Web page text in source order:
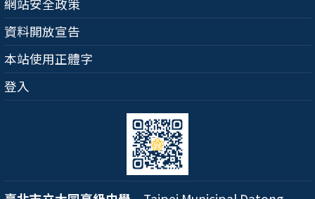
網站安全政策
資料開放宣告
本站使用正體字
登入